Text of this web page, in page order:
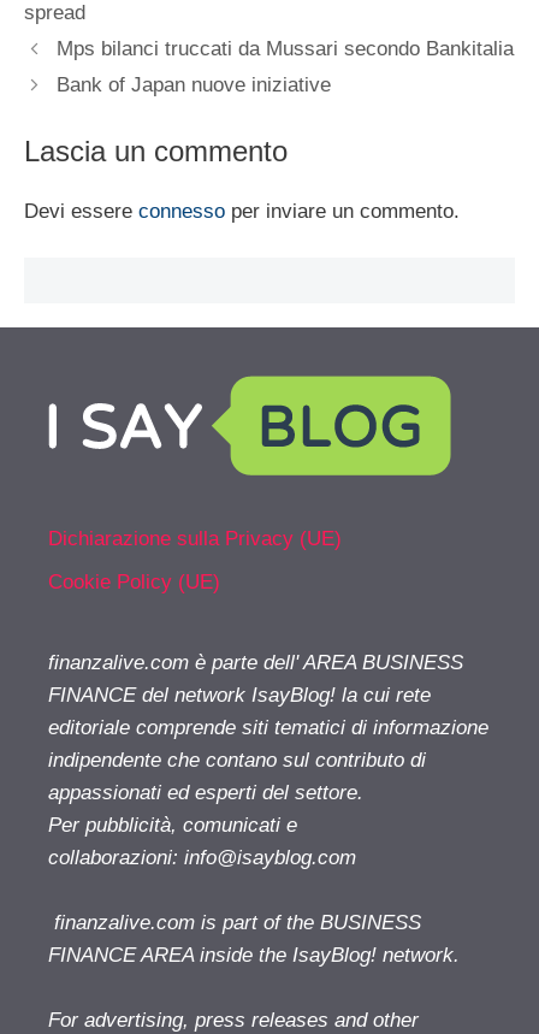
spread
Mps bilanci truccati da Mussari secondo Bankitalia
Bank of Japan nuove iniziative
Lascia un commento
Devi essere connesso per inviare un commento.
Dichiarazione sulla Privacy (UE)
Cookie Policy (UE)
finanzalive.com è parte dell' AREA BUSINESS
FINANCE del network IsayBlog! la cui rete
editoriale comprende siti tematici di informazione
indipendente che contano sul contributo di
appassionati ed esperti del settore.
Per pubblicità, comunicati e
collaborazioni: info@isayblog.com
finanzalive.com is part of the BUSINESS
FINANCE AREA inside the IsayBlog! network.
For advertising, press releases and other